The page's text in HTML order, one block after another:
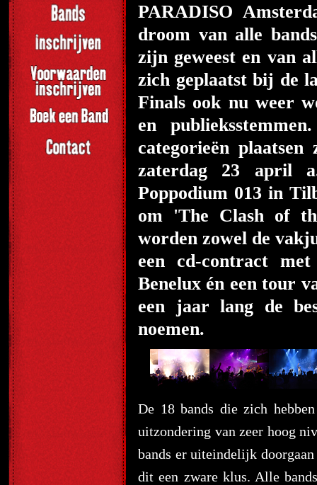
PARADISO
droom van alle
zijn geweest en van
zich geplaatst bij de
Finals ook nu weer
en
categorieën
zaterdag 23 april
Poppodium 013 in
om 'The Clash of
worden zowel de
een cd-contract
Benelux én een tour
een jaar lang de
noemen.
De 18 bands die zich
uitzondering van zeer hoog
bands er uiteindelijk
dit een zware klus. Alle